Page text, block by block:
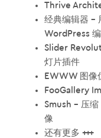
Thrive
经典编辑器 –
WordPress
Slider
灯片插件
EWWW 图像
FooGallery
Smush – 压
像
还有更多 +++